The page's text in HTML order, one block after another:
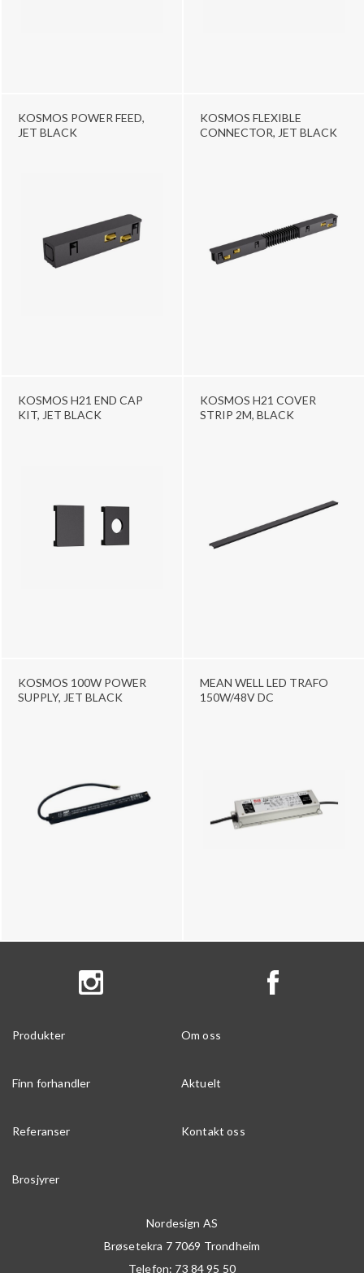
KOSMOS POWER FEED,
JET BLACK
KOSMOS FLEXIBLE
CONNECTOR, JET BLACK
KOSMOS H21 END CAP
KIT, JET BLACK
KOSMOS H21 COVER
STRIP 2M, BLACK
KOSMOS 100W POWER
SUPPLY, JET BLACK
MEAN WELL LED TRAFO
150W/48V DC
Produkter Om oss
Finn forhandler Aktuelt
Referanser Kontakt oss
Brosjyrer
Nordesign AS
Brøsetekra 7 7069 Trondheim
Telefon: 73 84 95 50